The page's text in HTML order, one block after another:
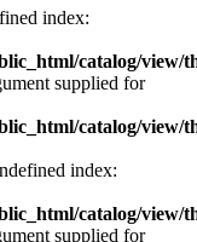
index:
catalog/view/
supplied for
catalog/view/
index:
catalog/view/
supplied for